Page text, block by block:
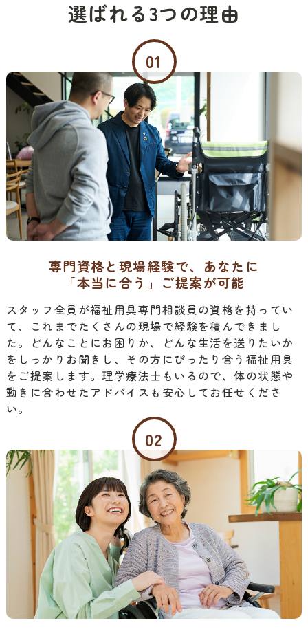
01
専門資格と現場経験で、あなたに
「本当に合う」ご提案が可能
スタッフ全員が福祉用具専門相談員の資格を持ってい
て、これまでたくさんの現場で経験を積んできまし
た。どんなことにお困りか、どんな生活を送りたいか
をしっかりお聞きし、その方にぴったり合う福祉用具
をご提案します。理学療法士もいるので、体の状態や
動きに合わせたアドバイスも安心してお任せくださ
い。
02
多彩なアプローチで